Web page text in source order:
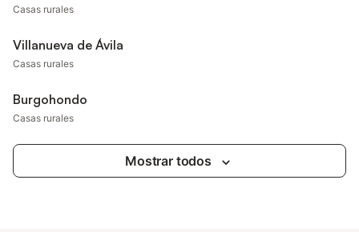
Casas rurales
Villanueva de Ávila
Casas rurales
Burgohondo
Casas rurales
Mostrar todos